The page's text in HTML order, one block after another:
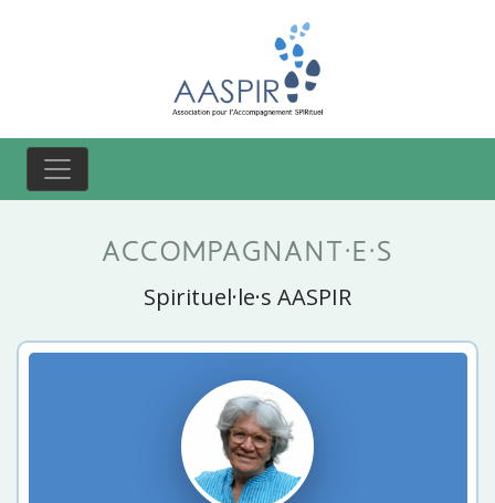
ACCOMPAGNANT·E·S
Spirituel·le·s AASPIR